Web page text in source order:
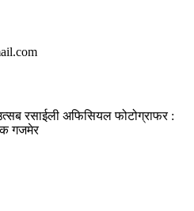
रसाईली अफिसियल फोटोग्राफर :
गजमेर